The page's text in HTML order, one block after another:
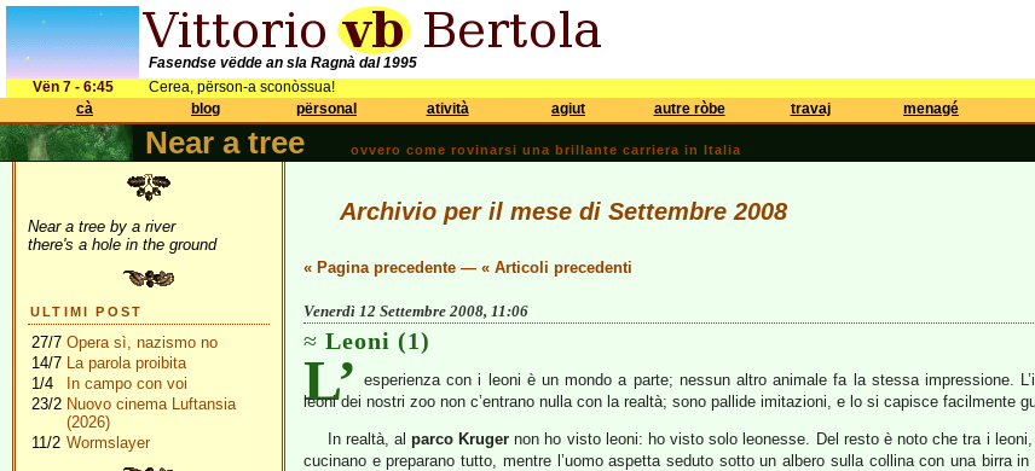
Fasendse vëdde an sla Ragnà dal 1995
Vën 7 - 6:45
Cerea, përson-a sconòssua!
cà
blog përsonal atività agiut autre ròbe travaj menagé
Near a tree ovvero come rovinarsi una brillante carriera in Italia
Near a tree by a river
there's a hole in the ground
ULTIMI POST
27/7 Opera sì, nazismo no
14/7 La parola proibita
1/4
In campo con voi
23/2 Nuovo cinema Luftansia
(2026)
11/2 Wormslayer
Archivio per il mese di Settembre 2008
« Pagina precedente — « Articoli precedenti
Venerdì 12 Settembre 2008, 11:06
Leoni (1)
L’ esperienza con i leoni è un mondo a parte; nessun altro animale fa la stessa impressione.
leoni dei nostri zoo non c’entrano nulla con la realtà; sono pallide imitazioni, e lo si capisce facilmente
In realtà, al parco Kruger non ho visto leoni: ho visto solo leonesse. Del resto è noto che tra i
cucinano e preparano tutto, mentre l’uomo aspetta seduto sotto un albero sulla collina con una birra